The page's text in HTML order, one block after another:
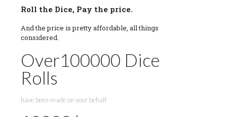
Roll the Dice, Pay the price.
And the price is pretty affordable, all things
considered.
Over100000 Dice
Rolls
have been made on your behalf